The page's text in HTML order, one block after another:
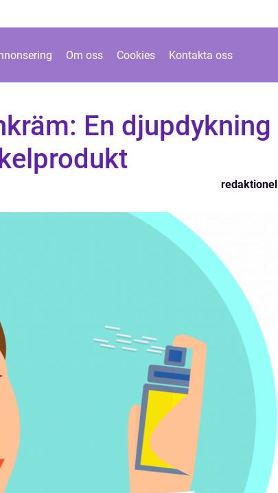
Om oss Cookies Kontakta oss
En djupdykning
redaktionel